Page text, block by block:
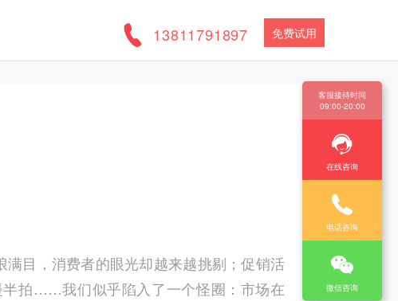
13811791897 免费试用
客服接待时间
09:00-20:00
在线咨询
电话咨询
微信咨询
目，消费者的眼光却越来越挑剔；促销活
半拍……我们似乎陷入了一个怪圈：市场在